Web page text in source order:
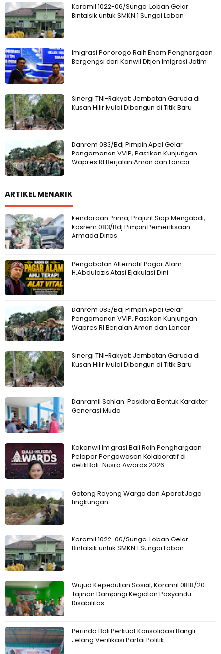
Koramil 1022-06/Sungai Loban Gelar
Bintalsik untuk SMKN 1 Sungai Loban
Imigrasi Ponorogo Raih Enam Penghargaan
Bergengsi dari Kanwil Ditjen Imigrasi Jatim
Sinergi TNI-Rakyat: Jembatan Garuda di
Kusan Hilir Mulai Dibangun di Titik Baru
Danrem 083/Bdj Pimpin Apel Gelar
Pengamanan VVIP, Pastikan Kunjungan
Wapres RI Berjalan Aman dan Lancar
ARTIKEL MENARIK
Kendaraan Prima, Prajurit Siap Mengabdi,
Kasrem 083/Bdj Pimpin Pemeriksaan
Armada Dinas
Pengobatan Alternatif Pagar Alam
H.Abdulazis Atasi Ejakulasi Dini
Danrem 083/Bdj Pimpin Apel Gelar
Pengamanan VVIP, Pastikan Kunjungan
Wapres RI Berjalan Aman dan Lancar
Sinergi TNI-Rakyat: Jembatan Garuda di
Kusan Hilir Mulai Dibangun di Titik Baru
Danramil Sahlan: Paskibra Bentuk Karakter
Generasi Muda
Kakanwil Imigrasi Bali Raih Penghargaan
Pelopor Pengawasan Kolaboratif di
detikBali-Nusra Awards 2026
Gotong Royong Warga dan Aparat Jaga
Lingkungan
Koramil 1022-06/Sungai Loban Gelar
Bintalsik untuk SMKN 1 Sungai Loban
Wujud Kepedulian Sosial, Koramil 0818/20
Tajinan Dampingi Kegiatan Posyandu
Disabilitas
Perindo Bali Perkuat Konsolidasi Bangli
Jelang Verifikasi Partai Politik